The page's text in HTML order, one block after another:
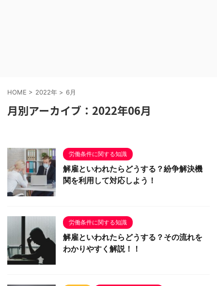
HOME > 2022年 > 6月
月別アーカイブ：2022年06月
労働条件に関する知識
解雇といわれたらどうする？紛争解決機
関を利用して対応しよう！
労働条件に関する知識
解雇といわれたらどうする？その流れを
わかりやすく解説！！